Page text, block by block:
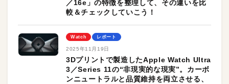
／16e」の特徴を整理して、その違いを比
較＆チェックしていこう！
Watch レポート
2025年11月19日
3Dプリントで製造したApple Watch Ultra
3／Series 11の“非現実的な現実”。カーボ
ンニュートラルと品質維持を両立させる、